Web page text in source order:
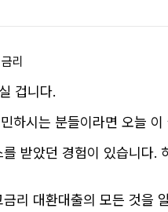
겁니다.
하시는 분들이라면 오늘
받았던 경험이 있습니다.
리 대환대출의 모든 것을